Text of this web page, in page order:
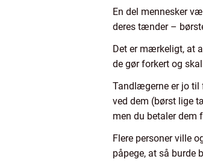
En del mennesker
deres tænder –
Det er mærkeligt, at
de gør forkert og
Tandlægerne er jo til
ved dem (børst lige
men du betaler dem
Flere personer ville
påpege, at så burde